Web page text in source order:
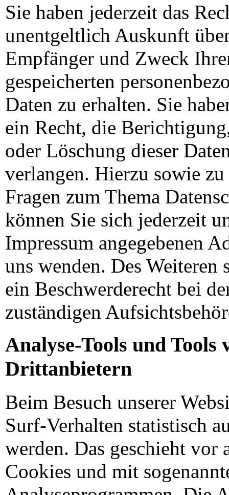
Sie haben jederzeit das
unentgeltlich Auskunft
Empfänger und Zweck
gespeicherten
Daten zu erhalten. Sie
ein Recht, die
oder Löschung dieser
verlangen. Hierzu sowie
Fragen zum Thema
können Sie sich jederzeit
Impressum angegebenen
uns wenden. Des Weiteren
ein Beschwerderecht bei
zuständigen
Analyse-Tools und Tools
Drittanbietern
Beim Besuch unserer
Surf-Verhalten statistisch
werden. Das geschieht vor
Cookies und mit